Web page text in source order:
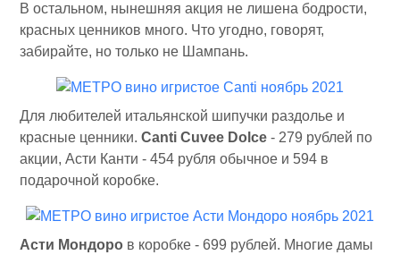
В остальном, нынешняя акция не лишена бодрости,
красных ценников много. Что угодно, говорят,
забирайте, но только не Шампань.
Для любителей итальянской шипучки раздолье и
красные ценники. Canti Cuvee Dolce - 279 рублей по
акции, Асти Канти - 454 рубля обычное и 594 в
подарочной коробке.
Асти Мондоро в коробке - 699 рублей. Многие дамы